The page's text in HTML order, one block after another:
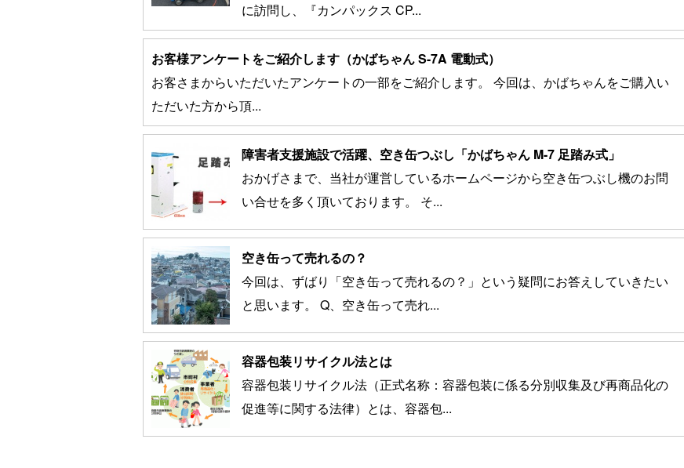
に訪問し、『カンパックス CP...
お客様アンケートをご紹介します（かばちゃん S-7A 電動式）
お客さまからいただいたアンケートの一部をご紹介します。 今回は、かばちゃんをご購入い
ただいた方から頂...
障害者支援施設で活躍、空き缶つぶし「かばちゃん M-7 足踏み式」
おかげさまで、当社が運営しているホームページから空き缶つぶし機のお問
い合せを多く頂いております。 そ...
空き缶って売れるの？
今回は、ずばり「空き缶って売れるの？」という疑問にお答えしていきたい
と思います。 Q、空き缶って売れ...
容器包装リサイクル法とは
容器包装リサイクル法（正式名称：容器包装に係る分別収集及び再商品化の
促進等に関する法律）とは、容器包...